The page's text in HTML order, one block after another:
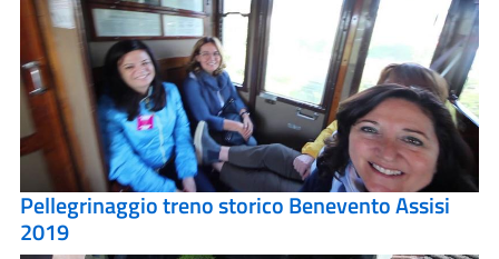
Pellegrinaggio treno storico Benevento Assisi
2019